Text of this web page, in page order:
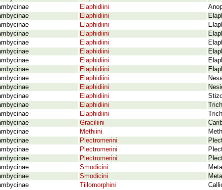
Elaphidiini
Elaphidiini
Elaphidiini
Elaphidiini
Elaphidiini
Elaphidiini
Elaphidiini
Elaphidiini
Elaphidiini
Elaphidiini
Elaphidiini
Elaphidiini
Elaphidiini
Graciliini
Methiini
Plectromerini
Plectromerini
Plectromerini
Smodicini
Smodicini
Tillomorphini